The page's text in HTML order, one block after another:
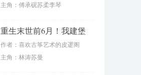
主角：傅承砚苏柔李琴
重生末世前6月！我建堡
垒虐渣男
作者：喜欢古筝艺术的皮逻阁
主角：林涛苏曼